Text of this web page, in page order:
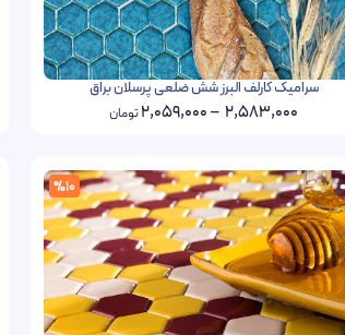
سرامیک کارلف البرز شش ضلعی پرسلان براق
2,583,000
–
2,059,000تومان
%10